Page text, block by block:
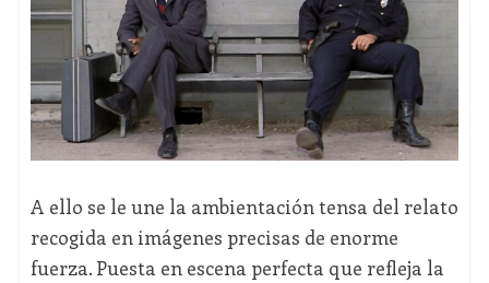
A ello se le une la ambientación tensa del relato
recogida en imágenes precisas de enorme
fuerza. Puesta en escena perfecta que refleja la